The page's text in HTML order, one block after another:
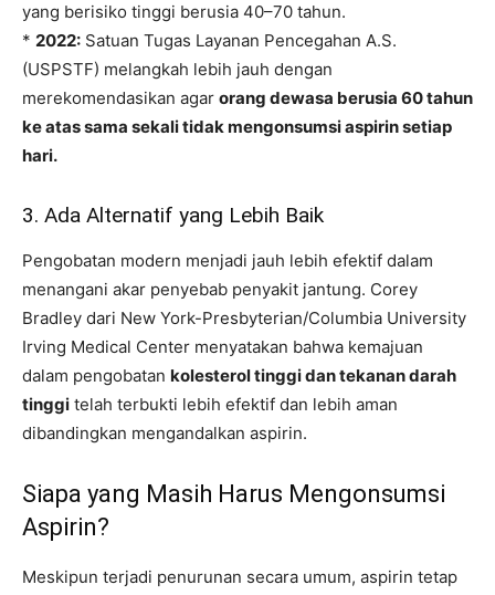
yang berisiko tinggi berusia 40–70 tahun.
* 2022: Satuan Tugas Layanan Pencegahan A.S.
(USPSTF) melangkah lebih jauh dengan
merekomendasikan agar orang dewasa berusia 60 tahun
ke atas sama sekali tidak mengonsumsi aspirin setiap
hari.
3. Ada Alternatif yang Lebih Baik
Pengobatan modern menjadi jauh lebih efektif dalam
menangani akar penyebab penyakit jantung. Corey
Bradley dari New York-Presbyterian/Columbia University
Irving Medical Center menyatakan bahwa kemajuan
dalam pengobatan kolesterol tinggi dan tekanan darah
tinggi telah terbukti lebih efektif dan lebih aman
dibandingkan mengandalkan aspirin.
Siapa yang Masih Harus Mengonsumsi
Aspirin?
Meskipun terjadi penurunan secara umum, aspirin tetap